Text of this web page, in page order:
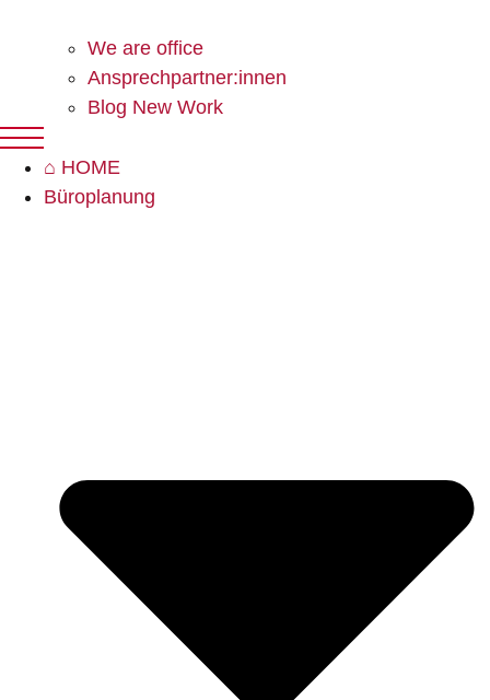
We are office
Ansprechpartner:innen
Blog New Work
⌂ HOME
Büroplanung